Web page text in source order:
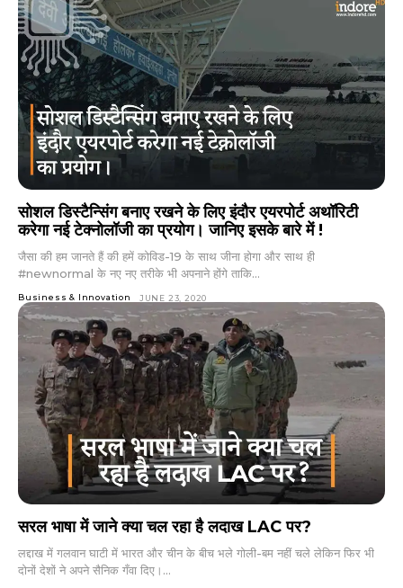
सोशल डिस्टैन्सिंग बनाए रखने के लिए इंदौर एयरपोर्ट अथॉरिटी
करेगा नई टेक्नोलॉजी का प्रयोग। जानिए इसके बारे में !
जैसा की हम जानते हैं की हमें कोविड-19 के साथ जीना होगा और साथ ही
#newnormal के नए नए तरीके भी अपनाने होंगे ताकि...
Business & Innovation JUNE 23, 2020
सरल भाषा में जाने क्या चल रहा है लदाख LAC पर?
लद्दाख में गलवान घाटी में भारत और चीन के बीच भले गोली-बम नहीं चले लेकिन फिर भी
दोनों देशों ने अपने सैनिक गँवा दिए।...